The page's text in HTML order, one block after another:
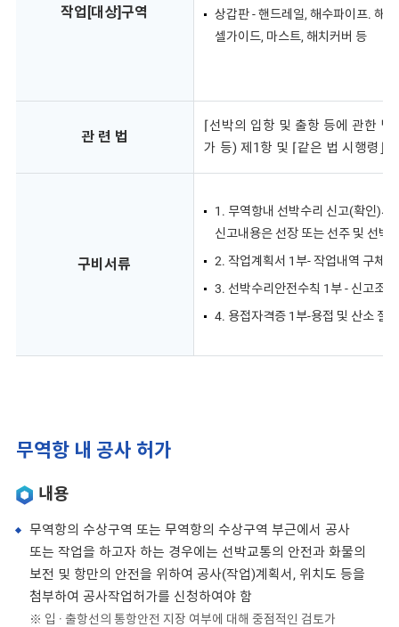
작업[대상]구역
상갑판 - 핸드레일, 해수파이프. 해
셀가이드, 마스트, 해치커버 등
관 련 법
⌈선박의 입항 및 출항 등에 관한 법
가 등) 제1항 및 ⌈같은 법 시행령⌋
구비서류
1. 무역항내 선박수리 신고(확인)서
신고내용은 선장 또는 선주 및 선박
2. 작업계획서 1부- 작업내역 구체
3. 선박수리안전수칙 1부 - 신고조건
4. 용접자격증 1부-용접 및 산소 절
무역항 내 공사 허가
내용
무역항의 수상구역 또는 무역항의 수상구역 부근에서 공사
또는 작업을 하고자 하는 경우에는 선박교통의 안전과 화물의
보전 및 항만의 안전을 위하여 공사(작업)계획서, 위치도 등을
첨부하여 공사작업허가를 신청하여야 함
※ 입 · 출항선의 통항안전 지장 여부에 대해 중점적인 검토가